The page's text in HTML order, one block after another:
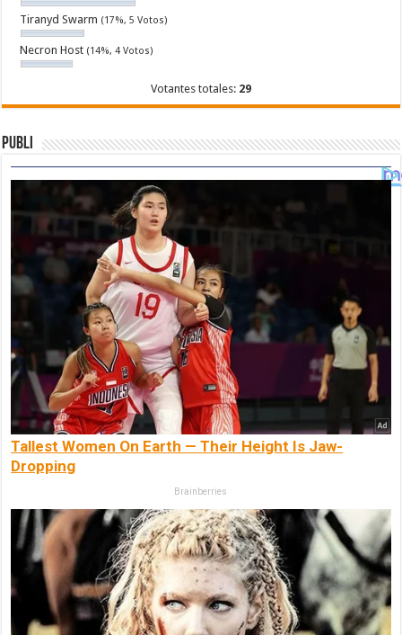
Tiranyd Swarm (17%, 5 Votos)
Necron Host (14%, 4 Votos)
Votantes totales: 29
Publi
Tallest Women On Earth — Their Height Is Jaw-
Dropping
Brainberries